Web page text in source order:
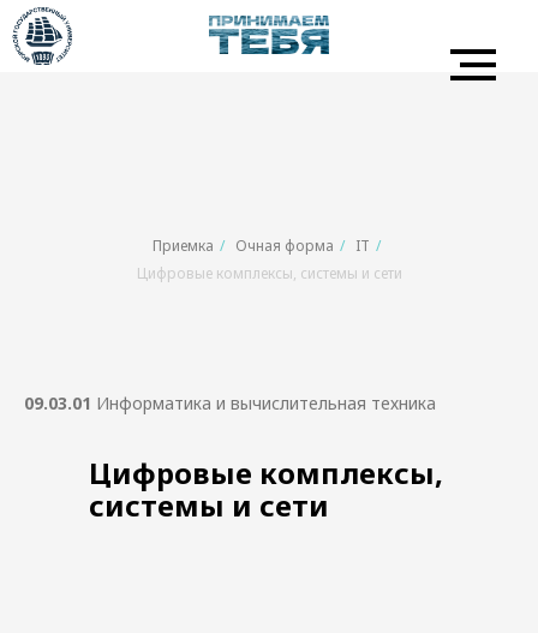
Приемка / Очная форма / IT /
Цифровые комплексы, системы и сети
09.03.01 Информатика и вычислительная техника
Цифровые комплексы,
системы и сети